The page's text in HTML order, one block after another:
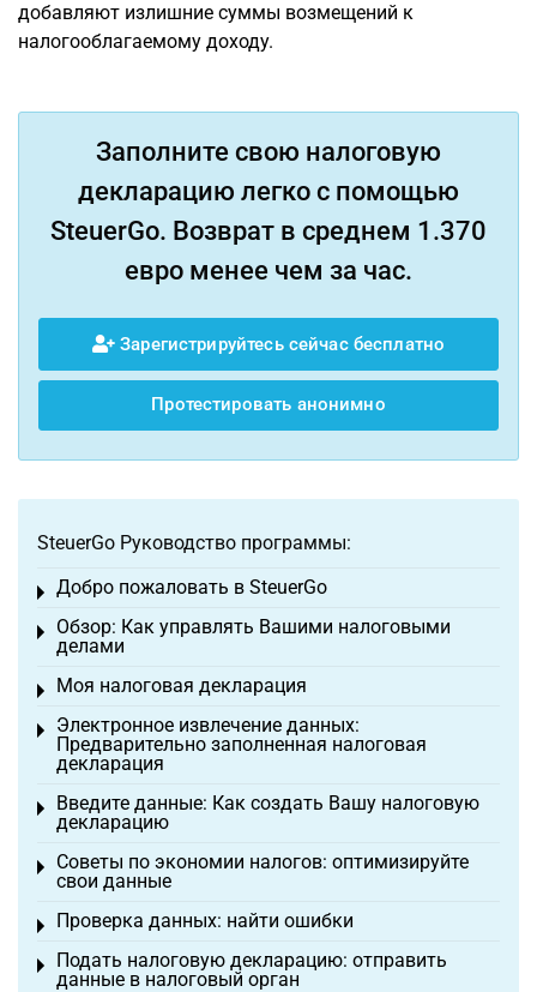
добавляют излишние суммы возмещений к
налогооблагаемому доходу.
Заполните свою налоговую
декларацию легко с помощью
SteuerGo. Возврат в среднем 1.370
евро менее чем за час.
Зарегистрируйтесь сейчас бесплатно
Протестировать анонимно
SteuerGo Руководство программы:
Добро пожаловать в SteuerGo
Toggle menu
Обзор: Как управлять Вашими налоговыми
делами
Toggle menu
Моя налоговая декларация
Toggle menu
Электронное извлечение данных:
Предварительно заполненная налоговая
декларация
Toggle menu
Введите данные: Как создать Вашу налоговую
декларацию
Toggle menu
Советы по экономии налогов: оптимизируйте
свои данные
Toggle menu
Проверка данных: найти ошибки
Toggle menu
Подать налоговую декларацию: отправить
данные в налоговый орган
Toggle menu